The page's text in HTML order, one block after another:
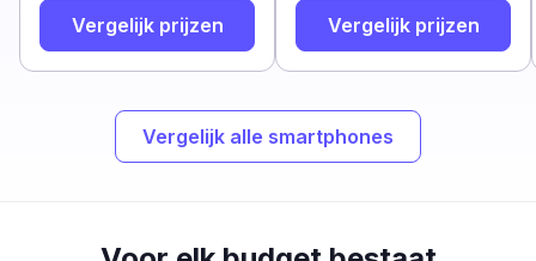
Vergelijk prijzen Vergelijk prijzen
Vergelijk alle smartphones